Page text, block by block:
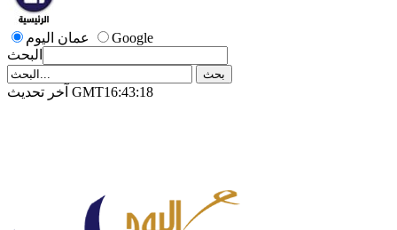
عمان اليوم
Google
البحث
آخر تحديث GMT16:43:18